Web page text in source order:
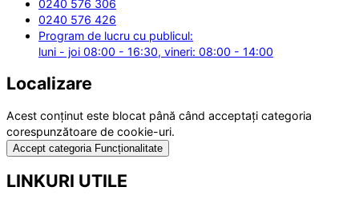
0240 576 306
0240 576 426
Program de lucru cu publicul:
luni - joi 08:00 - 16:30, vineri: 08:00 - 14:00
Localizare
Acest conținut este blocat până când acceptați categoria
corespunzătoare de cookie-uri.
Accept categoria Funcționalitate
LINKURI UTILE